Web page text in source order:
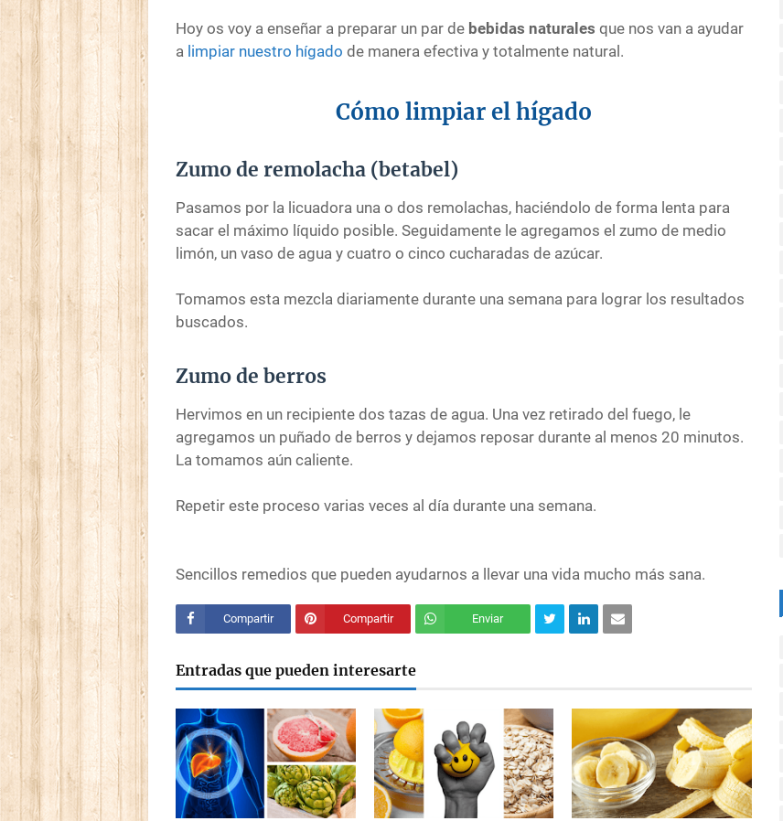
Hoy os voy a enseñar a preparar un par de bebidas naturales que nos van a ayudar
a limpiar nuestro hígado de manera efectiva y totalmente natural.
Cómo limpiar el hígado
Zumo de remolacha (betabel)
Pasamos por la licuadora una o dos remolachas, haciéndolo de forma lenta para
sacar el máximo líquido posible. Seguidamente le agregamos el zumo de medio
limón, un vaso de agua y cuatro o cinco cucharadas de azúcar.
Tomamos esta mezcla diariamente durante una semana para lograr los resultados
buscados.
Zumo de berros
Hervimos en un recipiente dos tazas de agua. Una vez retirado del fuego, le
agregamos un puñado de berros y dejamos reposar durante al menos 20 minutos.
La tomamos aún caliente.
Repetir este proceso varias veces al día durante una semana.
Sencillos remedios que pueden ayudarnos a llevar una vida mucho más sana.
Compartir Compartir Enviar
Entradas que pueden interesarte